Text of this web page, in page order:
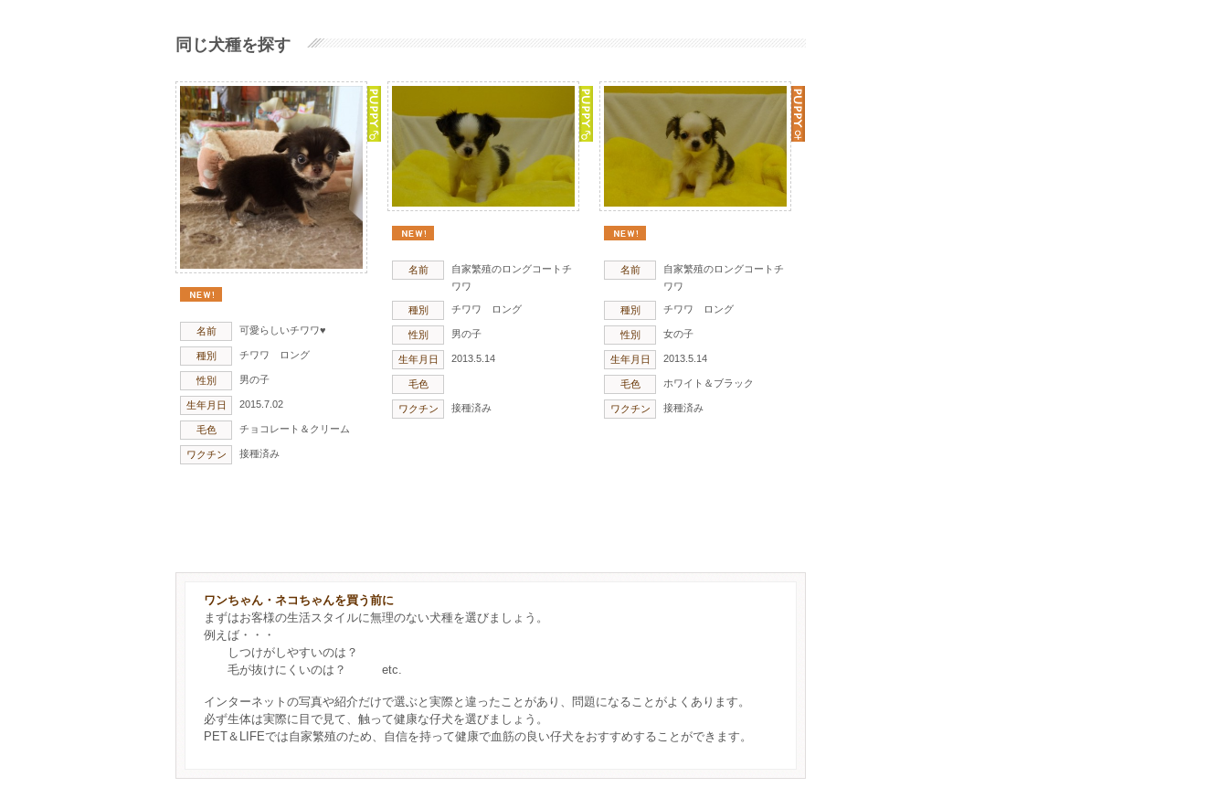
同じ犬種を探す
名前 可愛らしいチワワ♥
種別 チワワ ロング
性別 男の子
生年月日 2015.7.02
毛色 チョコレート＆クリーム
ワクチン 接種済み
名前
自家繁殖のロングコートチ
ワワ
種別 チワワ ロング
性別 男の子
生年月日 2013.5.14
毛色
ワクチン 接種済み
名前
自家繁殖のロングコートチ
ワワ
種別 チワワ ロング
性別 女の子
生年月日 2013.5.14
毛色 ホワイト＆ブラック
ワクチン 接種済み
ワンちゃん・ネコちゃんを買う前に
まずはお客様の生活スタイルに無理のない犬種を選びましょう。
例えば・・・
しつけがしやすいのは？
毛が抜けにくいのは？ etc.
インターネットの写真や紹介だけで選ぶと実際と違ったことがあり、問題になることがよくあります。
必ず生体は実際に目で見て、触って健康な仔犬を選びましょう。
PET＆LIFEでは自家繁殖のため、自信を持って健康で血筋の良い仔犬をおすすめすることができます。